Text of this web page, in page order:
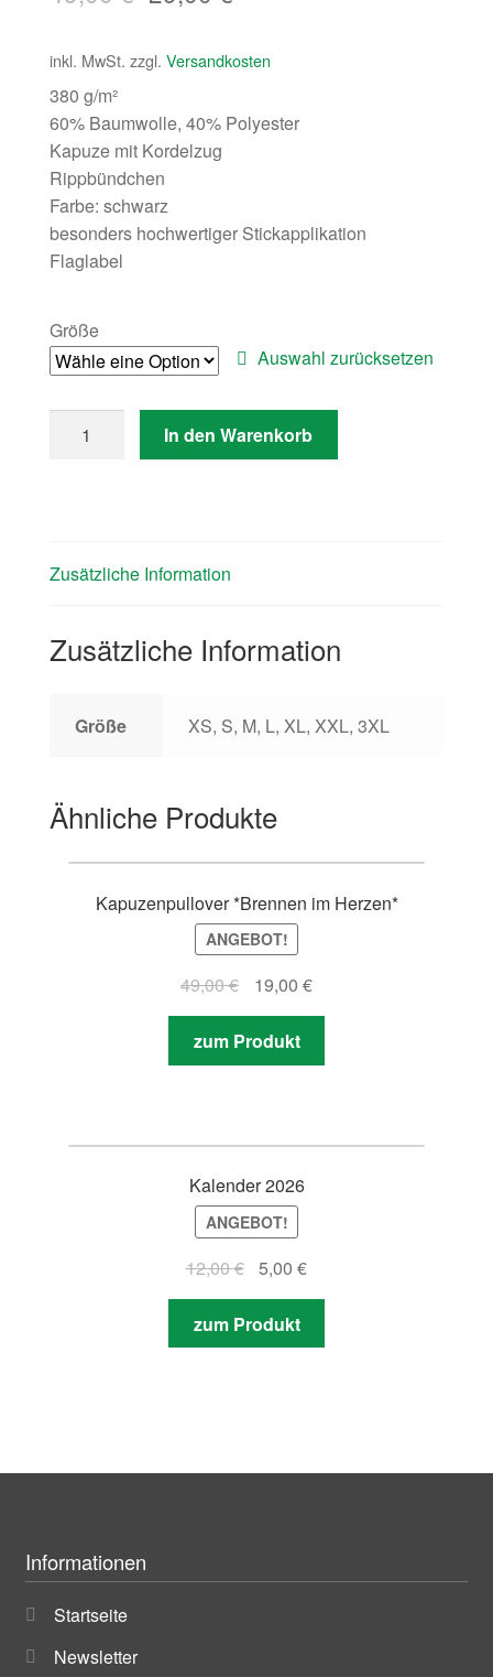
inkl. MwSt. zzgl. Versandkosten
380 g/m²
60% Baumwolle, 40% Polyester
Kapuze mit Kordelzug
Rippbündchen
Farbe: schwarz
besonders hochwertiger Stickapplikation
Flaglabel
Größe
Auswahl zurücksetzen
In den Warenkorb
Zusätzliche Information
Zusätzliche Information
Größe XS, S, M, L, XL, XXL, 3XL
Ähnliche Produkte
Kapuzenpullover *Brennen im Herzen*
ANGEBOT!
49,00€ 19,00 €
zum Produkt
Kalender 2026
ANGEBOT!
12,00€ 5,00€
zum Produkt
Informationen
Startseite
Newsletter